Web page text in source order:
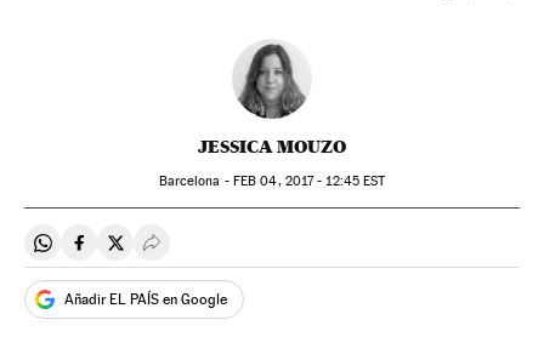
JESSICA MOUZO
Barcelona - FEB 04, 2017 - 12:45EST
Compartir en Whatsapp
Compartir en Facebook
Compartir en Twitter
Desplegar Redes Sociales
Añadir EL PAÍS en Google